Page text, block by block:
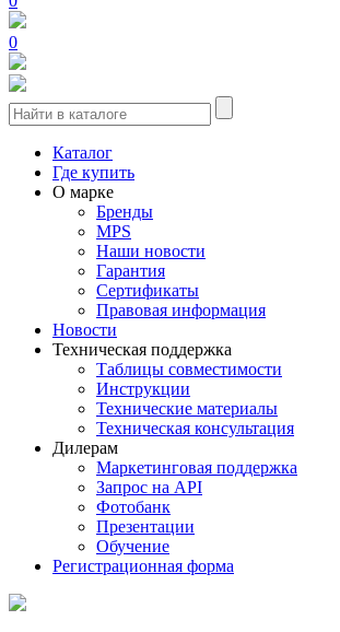
0
Каталог
Где купить
О марке
Бренды
MPS
Наши новости
Гарантия
Сертификаты
Правовая информация
Новости
Техническая поддержка
Таблицы совместимости
Инструкции
Технические материалы
Техническая консультация
Дилерам
Маркетинговая поддержка
Запрос на API
Фотобанк
Презентации
Обучение
Регистрационная форма